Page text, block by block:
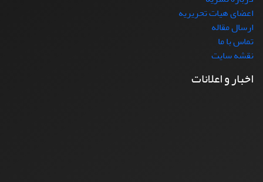
اعضای هیات تحریریه
ارسال مقاله
تماس با ما
نقشه سایت
اخبار و اعلانات